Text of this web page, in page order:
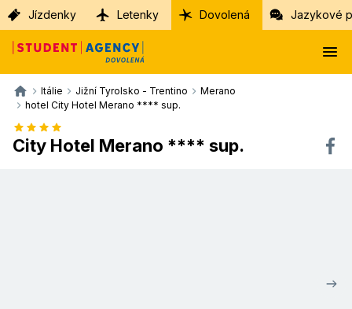
Jízdenky Letenky Dovolená Jazykové
Itálie Jižní Tyrolsko - Trentino
Merano
hotel City Hotel Merano **** sup.
City Hotel Merano **** sup.